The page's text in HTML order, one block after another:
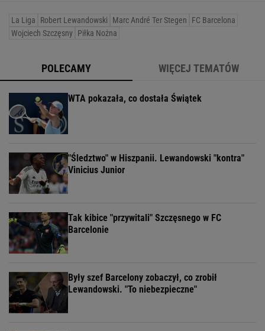
La Liga Robert Lewandowski Marc André Ter Stegen
FC Barcelona
Wojciech Szczęsny Piłka Nożna
POLECAMY WIĘCEJ TEMATÓW
WTA pokazała, co dostała Świątek
"Śledztwo" w Hiszpanii. Lewandowski "kontra"
Vinicius Junior
Tak kibice "przywitali" Szczęsnego w FC
Barcelonie
Były szef Barcelony zobaczył, co zrobił
Lewandowski. "To niebezpieczne"